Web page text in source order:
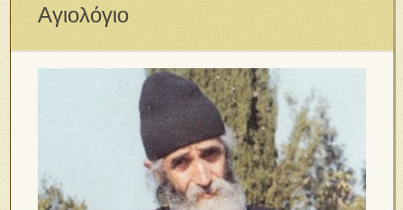
Αγιολόγιο